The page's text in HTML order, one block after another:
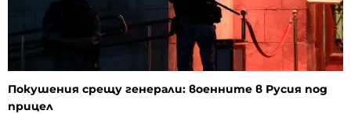
Покушения срещу генерали: военните в Русия под
прицел